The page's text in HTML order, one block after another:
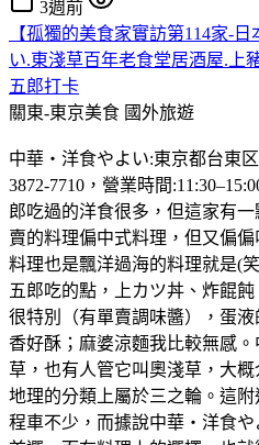
3週前
【孤獨的美食家實訪第114家-
い.東淺草百年老食堂居酒屋.上
五郎打卡
關東-東京美食 國外旅遊
中華・洋食やよい:東京都台東
3872-7710，營業時間
郎吃過的洋食很多，但這家有
賣的料理偏中式料理，但又偏
料理也是飄洋過海的料理就是(
五郎吃的點，上カツ丼、炸餛
很特別（有單賣調味醬），蛋
香好酥；麻婆涼麵我比較無感
草，也有人管它叫奧淺草，大
地理的分類上屬於三之輪。這
程車不少，而據說中華・洋食